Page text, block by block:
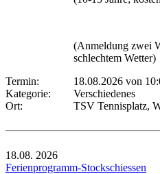
(Anmeldung zwei
schlechtem Wetter)
Termin:
18.08.2026 von
Kategorie:
Verschiedenes
Ort:
TSV Tennisplatz,
18.08. 2026
Ferienprogramm-Stockschiessen